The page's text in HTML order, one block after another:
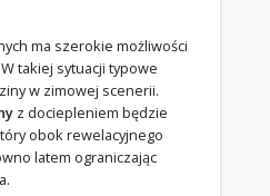
ma szerokie możliwości
takiej sytuacji typowe
w zimowej scenerii.
z dociepleniem będzie
obok rewelacyjnego
latem ograniczając